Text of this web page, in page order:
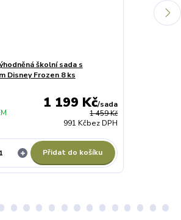
školní sada s
Disney Frozen 8 ks
1 459 Kč
1 199 Kč/sada
991 Kčbez DPH
Přidat do košíku